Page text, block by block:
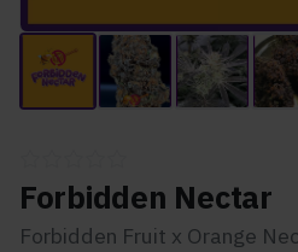
Forbidden Nectar
Forbidden Fruit x Orange